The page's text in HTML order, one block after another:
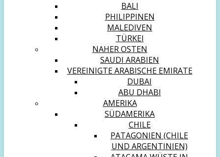
BALI
PHILIPPINEN
MALEDIVEN
TÜRKEI
NAHER OSTEN
SAUDI ARABIEN
VEREINIGTE ARABISCHE EMIRATE
DUBAI
ABU DHABI
AMERIKA
SÜDAMERIKA
CHILE
PATAGONIEN (CHILE
UND ARGENTINIEN)